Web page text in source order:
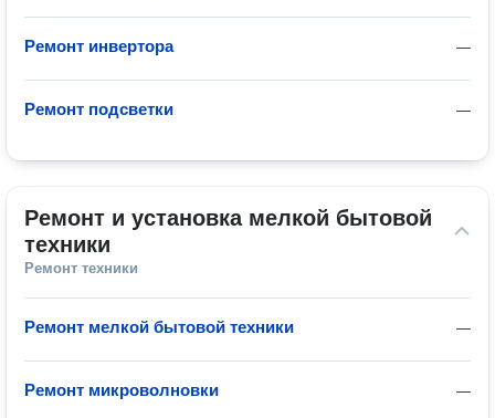
—
Ремонт инвертора
—
Ремонт подсветки
Ремонт и установка мелкой бытовой
техники
Ремонт техники
—
Ремонт мелкой бытовой техники
—
Ремонт микроволновки